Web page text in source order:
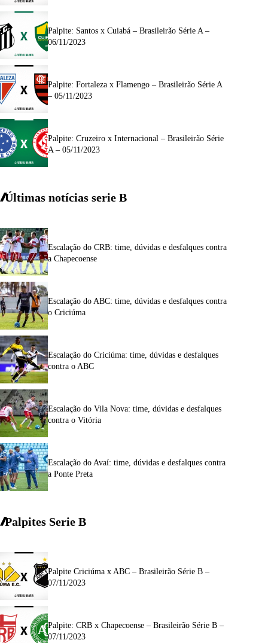
Palpite: Santos x Cuiabá – Brasileirão Série A –
06/11/2023
Palpite: Fortaleza x Flamengo – Brasileirão Série A
– 05/11/2023
Palpite: Cruzeiro x Internacional – Brasileirão Série
A – 05/11/2023
Últimas notícias serie B
Escalação do CRB: time, dúvidas e desfalques contra
a Chapecoense
Escalação do ABC: time, dúvidas e desfalques contra
o Criciúma
Escalação do Criciúma: time, dúvidas e desfalques
contra o ABC
Escalação do Vila Nova: time, dúvidas e desfalques
contra o Vitória
Escalação do Avaí: time, dúvidas e desfalques contra
a Ponte Preta
Palpites Serie B
Palpite Criciúma x ABC – Brasileirão Série B –
07/11/2023
Palpite: CRB x Chapecoense – Brasileirão Série B –
07/11/2023